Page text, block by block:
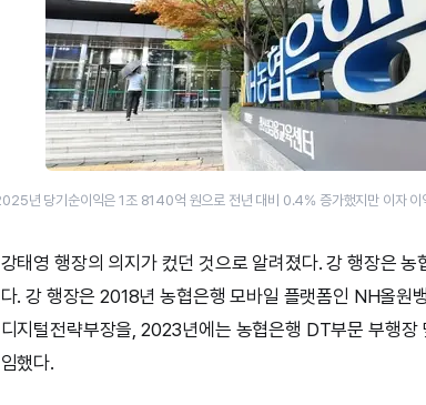
년 당기순이익은 1조 8140억 원으로 전년 대비 0.4% 증가했지만 이자
태영 행장의 의지가 컸던 것으로 알려졌다. 강 행장은 농
. 강 행장은 2018년 농협은행 모바일 플랫폼인 NH올원
지털전략부장을, 2023년에는 농협은행 DT부문 부행장
했다.